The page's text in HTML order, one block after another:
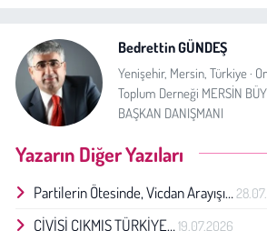
Bedrettin GÜNDEŞ
Yenişehir, Mersin, Türkiye ·
Toplum Derneği MERSİN
BAŞKAN DANIŞMANI
Yazarın Diğer Yazıları
Partilerin Ötesinde, Vicdan Arayışı…
ÇİVİSİ ÇIKMIŞ TÜRKİYE… 19.07.2026